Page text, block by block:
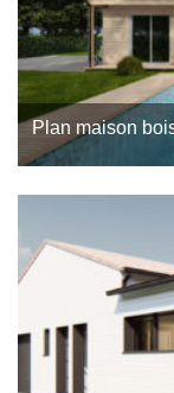
Plan maison
ambiances de
proposé par